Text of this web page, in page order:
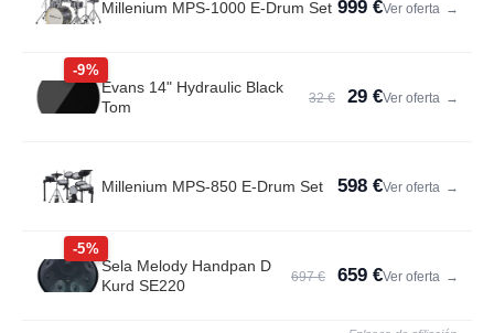
Millenium MPS-1000 E-Drum Set 999 €Ver oferta →
-9%
Evans 14" Hydraulic Black
Tom
32 € 29 €Ver oferta →
Millenium MPS-850 E-Drum Set 598 €Ver oferta →
-5%
Sela Melody Handpan D
Kurd SE220
697 € 659 €Ver oferta →